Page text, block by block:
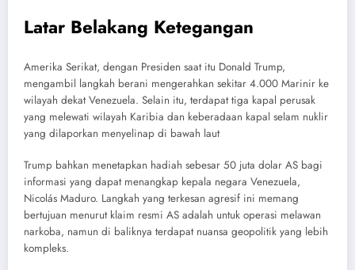
Latar Belakang Ketegangan
Amerika Serikat, dengan Presiden saat itu Donald Trump,
mengambil langkah berani mengerahkan sekitar 4.000 Marinir ke
wilayah dekat Venezuela. Selain itu, terdapat tiga kapal perusak
yang melewati wilayah Karibia dan keberadaan kapal selam nuklir
yang dilaporkan menyelinap di bawah laut
Trump bahkan menetapkan hadiah sebesar 50 juta dolar AS bagi
informasi yang dapat menangkap kepala negara Venezuela,
Nicolás Maduro. Langkah yang terkesan agresif ini memang
bertujuan menurut klaim resmi AS adalah untuk operasi melawan
narkoba, namun di baliknya terdapat nuansa geopolitik yang lebih
kompleks.